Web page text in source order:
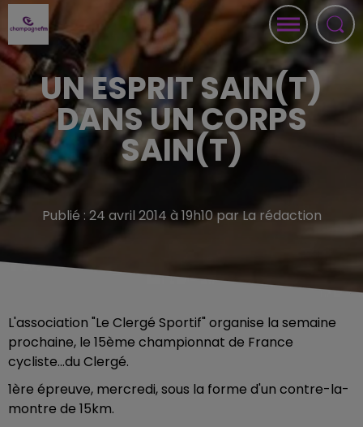
UN ESPRIT SAIN(T)
DANS UN CORPS
SAIN(T)
Publié : 24 avril 2014 à 19h10 par La rédaction
L'association "Le Clergé Sportif" organise la semaine
prochaine, le 15ème championnat de France
cycliste...du Clergé.
1ère épreuve, mercredi, sous la forme d'un contre-la-
montre de 15km.